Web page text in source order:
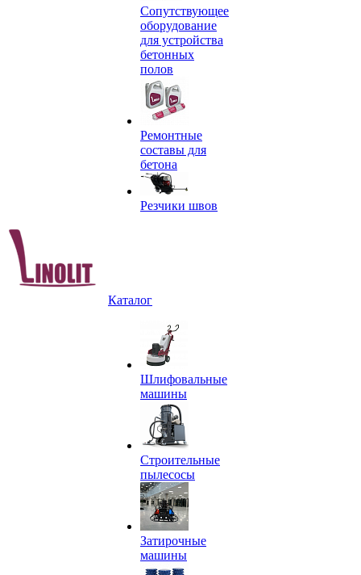
Сопутствующее
оборудование
для устройства
бетонных
полов
Ремонтные
составы для
бетона
Резчики швов
Каталог
Шлифовальные
машины
Строительные
пылесосы
Затирочные
машины